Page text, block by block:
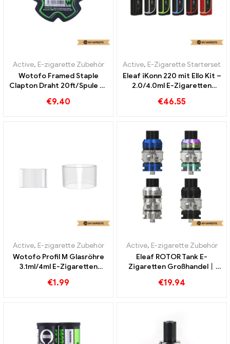
Active, E-zigarette Zubehör
Wotofo Framed Staple
Clapton Draht 20ft/Spule E-
Custom
€9.40
Active, E-Zigarette Starterset
Eleaf iKonn 220 mit Ello Kit –
2.0/4.0ml E-Zigaretten
€46.55
Active, E-zigarette Zubehör
Wotofo Profil M Glasröhre
3.1ml/4ml E-Zigaretten
€1.99
Active, E-zigarette Zubehör
Eleaf ROTOR Tank E-
Zigaretten Großhandel丨
€19.94